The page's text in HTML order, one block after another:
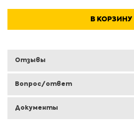
В КОРЗИНУ
Отзывы
Вопрос/ответ
Документы